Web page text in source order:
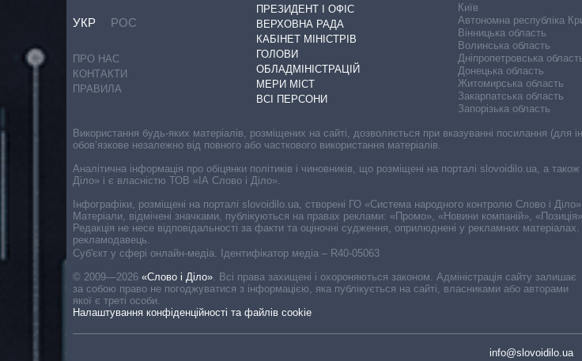
УКР РОС
ПРО НАС
КОНТАКТИ
ПРАВИЛА
ПРЕЗИДЕНТ І ОФІС
ВЕРХОВНА РАДА
КАБІНЕТ МІНІСТРІВ
ГОЛОВИ
ОБЛАДМІНІСТРАЦІЙ
МЕРИ МІСТ
ВСІ ПЕРСОНИ
Київ
Автономна республіка
Вінницька область
Волинська область
Дніпропетровська
Донецька область
Житомирська область
Закарпатська область
Запорізька область
Cуб'єкт у сфері онлайн-медіа. Ідентифікатор медіа – R40-05063
© 2009—2026 «Слово і Діло»
Всі права захищені і охороняються законом. Адміністрація сайту залишає
за собою право не погоджуватися з інформацією, яка публікується на сайті, власниками або авторами
якої є треті особи.
Налаштування конфіденційності та файлів cookie
info@slovoidilo.ua
Використання будь-яких матеріалів, розміщених на сайті, дозволяється при вказуванні посилання
обов’язкове незалежно від повного або часткового використання матеріалів.
Аналітична інформація про обіцянки політиків і чиновників, що розміщені на порталі slovoidilo.ua, а
Діло» і є власністю ТОВ «ІА Слово і Діло».
Інфографіки, розміщені на порталі slovoidilo.ua, створені ГО «Система народного контролю Слово і
Матеріали, відмічені значками, публікуються на правах реклами: «Промо», «Новини компаній»,
Редакція не несе відповідальності за факти та оціночні судження, оприлюднені у рекламних
рекламодавець.